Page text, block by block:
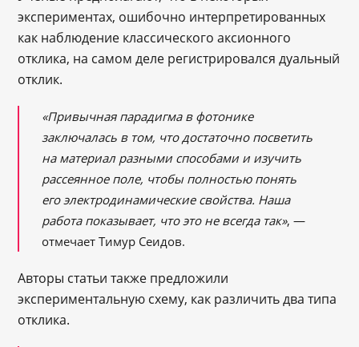
экспериментах, ошибочно интерпретированных
как наблюдение классического аксионного
отклика, на самом деле регистрировался дуальный
отклик.
«Привычная парадигма в фотонике
заключалась в том, что достаточно посветить
на материал разными способами и изучить
рассеянное поле, чтобы полностью понять
его электродинамические свойства. Наша
работа показывает, что это не всегда так», —
отмечает Тимур Сеидов.
Авторы статьи также предложили
экспериментальную схему, как различить два типа
отклика.